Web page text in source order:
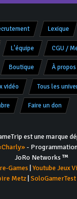
Lexique
L'équipe CGU /
Boutique À propos
vidéo Tous les
Faire un don
est une marque
-
JoRo Networks ™
Games Youtube Jeux
Metz| SoloGamerTest|